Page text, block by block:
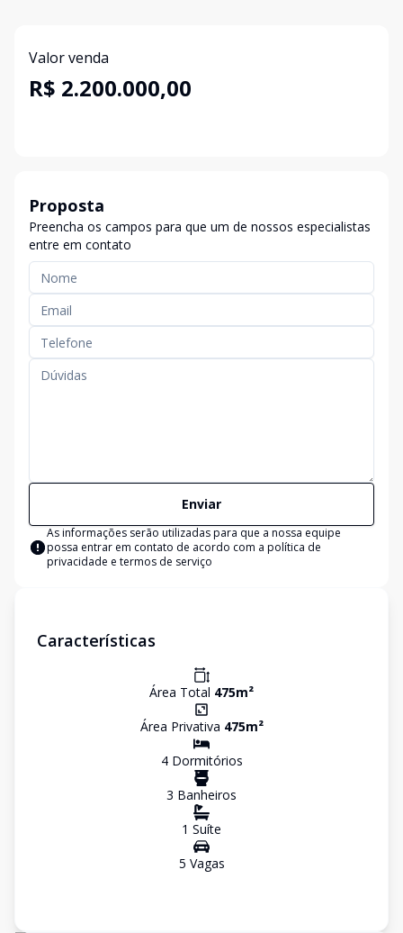
Valor venda
R$ 2.200.000,00
Proposta
Preencha os campos para que um de nossos especialistas
entre em contato
Enviar
As informações serão utilizadas para que a nossa equipe
possa entrar em contato de acordo com a política de
privacidade e termos de serviço
Características
Área Total 475m²
Área Privativa 475m²
4Dormitórios
3 Banheiros
1 Suíte
5 Vagas